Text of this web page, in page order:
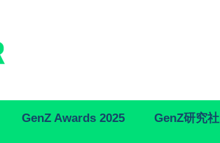
GenZ Awards 2025 GenZ研究社